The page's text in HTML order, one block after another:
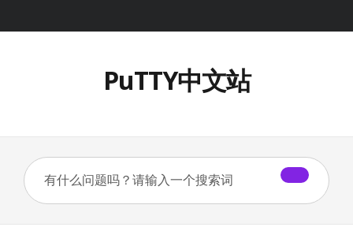
PuTTY中文站